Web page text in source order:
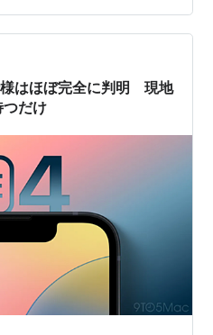
はほぼ完全に判明 現地
だけ